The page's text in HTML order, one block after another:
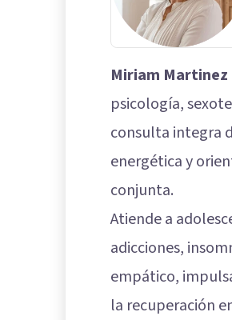
Miriam Martinez
psicología,
consulta integra
energética y
conjunta.
Atiende a
adicciones,
empático,
la recuperación